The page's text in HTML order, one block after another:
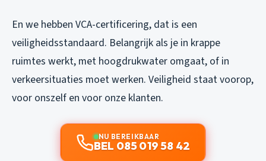
En we hebben VCA-certificering, dat is een
veiligheidsstandaard. Belangrijk als je in krappe
ruimtes werkt, met hoogdrukwater omgaat, of in
verkeersituaties moet werken. Veiligheid staat voorop,
voor onszelf en voor onze klanten.
NU BEREIKBAAR
BEL 085 019 58 42